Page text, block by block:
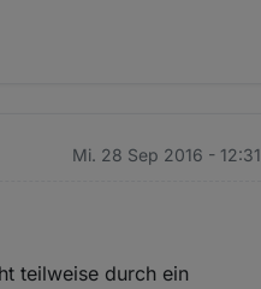
Mi. 28 Sep 2016 - 12:31
teilweise durch ein